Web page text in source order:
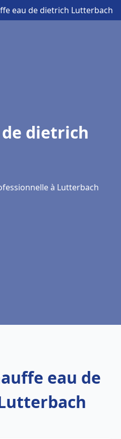
eau de dietrich Lutterbach
dietrich
à Lutterbach
eau de